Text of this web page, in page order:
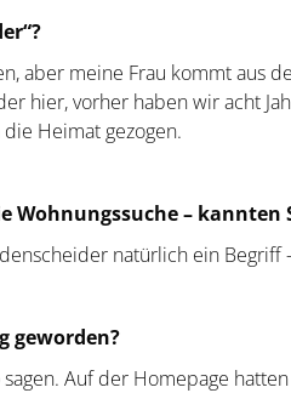
aber meine Frau kommt aus
hier, vorher haben wir acht
Heimat gezogen.
Wohnungssuche – kannten
natürlich ein
geworden?
sagen. Auf der Homepage